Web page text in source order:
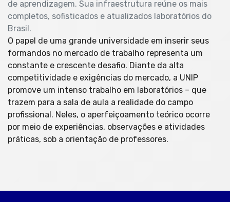
de aprendizagem. Sua infraestrutura reúne os mais
completos, sofisticados e atualizados laboratórios do
Brasil.
O papel de uma grande universidade em inserir seus
formandos no mercado de trabalho representa um
constante e crescente desafio. Diante da alta
competitividade e exigências do mercado, a UNIP
promove um intenso trabalho em laboratórios – que
trazem para a sala de aula a realidade do campo
profissional. Neles, o aperfeiçoamento teórico ocorre
por meio de experiências, observações e atividades
práticas, sob a orientação de professores.